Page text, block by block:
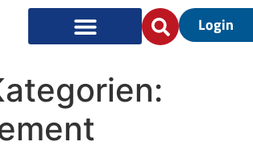
Login